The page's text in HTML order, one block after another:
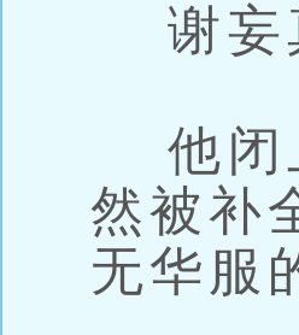
谢妄
他闭
然被补
无华服